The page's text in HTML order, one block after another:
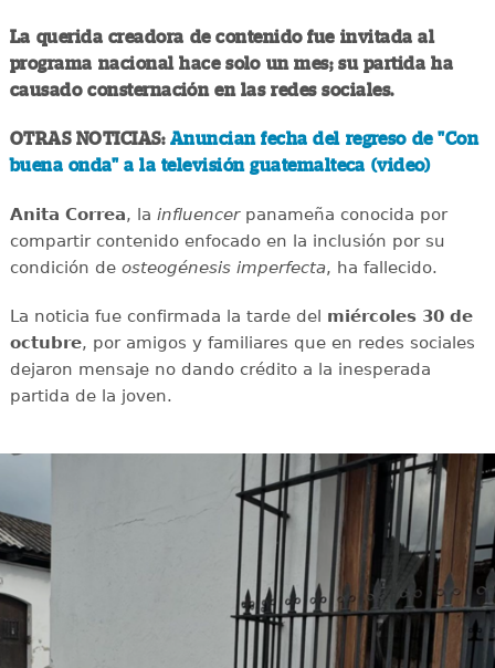
La querida creadora de contenido fue invitada al
programa nacional hace solo un mes; su partida ha
causado consternación en las redes sociales.
OTRAS NOTICIAS: Anuncian fecha del regreso de "Con
buena onda" a la televisión guatemalteca (video)
Anita Correa, la influencerpanameña conocida por
compartir contenido enfocado en la inclusión por su
condición de osteogénesis imperfecta, ha fallecido.
La noticia fue confirmada la tarde del miércoles 30 de
octubre, por amigos y familiares que en redes sociales
dejaron mensaje no dando crédito a la inesperada
partida de la joven.